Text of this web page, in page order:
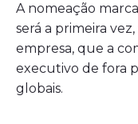
A nomeação
será a primeira
empresa, que a
executivo de fora
globais.